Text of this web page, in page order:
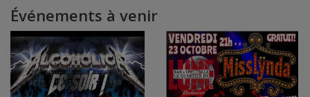
Événements à venir